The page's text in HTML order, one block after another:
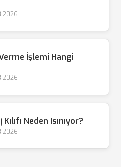
İşlemi Hangi
Neden Isınıyor?